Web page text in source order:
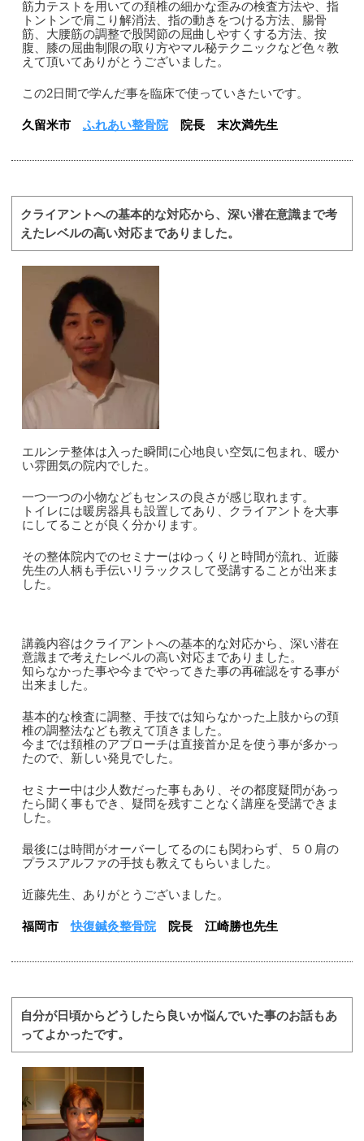
筋力テストを用いての頚椎の細かな歪みの検査方法や、指
トントンで肩こり解消法、指の動きをつける方法、腸骨
筋、大腰筋の調整で股関節の屈曲しやすくする方法、按
腹、膝の屈曲制限の取り方やマル秘テクニックなど色々教
えて頂いてありがとうございました。
この2日間で学んだ事を臨床で使っていきたいです。
久留米市 ふれあい整骨院院長 末次満先生
クライアントへの基本的な対応から、深い潜在意識まで考
えたレベルの高い対応までありました。
エルンテ整体は入った瞬間に心地良い空気に包まれ、暖か
い雰囲気の院内でした。
一つ一つの小物などもセンスの良さが感じ取れます。
トイレには暖房器具も設置してあり、クライアントを大事
にしてることが良く分かります。
その整体院内でのセミナーはゆっくりと時間が流れ、近藤
先生の人柄も手伝いリラックスして受講することが出来ま
した。
講義内容はクライアントへの基本的な対応から、深い潜在
意識まで考えたレベルの高い対応までありました。
知らなかった事や今までやってきた事の再確認をする事が
出来ました。
基本的な検査に調整、手技では知らなかった上肢からの頚
椎の調整法なども教えて頂きました。
今までは頚椎のアプローチは直接首か足を使う事が多かっ
たので、新しい発見でした。
セミナー中は少人数だった事もあり、その都度疑問があっ
たら聞く事もでき、疑問を残すことなく講座を受講できま
した。
最後には時間がオーバーしてるのにも関わらず、５０肩の
プラスアルファの手技も教えてもらいました。
近藤先生、ありがとうございました。
福岡市快復鍼灸整骨院院長 江崎勝也先生
自分が日頃からどうしたら良いか悩んでいた事のお話もあ
ってよかったです。